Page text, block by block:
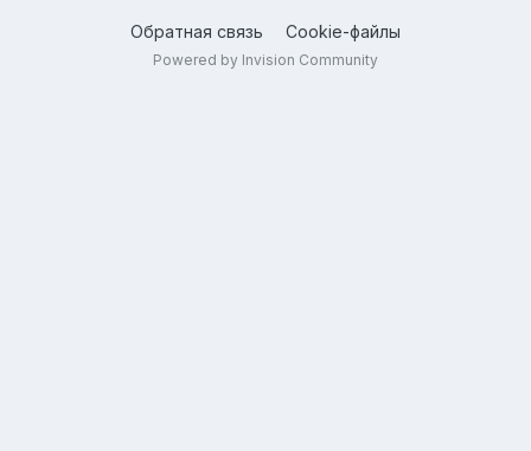
Обратная связь Cookie-файлы
Powered by Invision Community